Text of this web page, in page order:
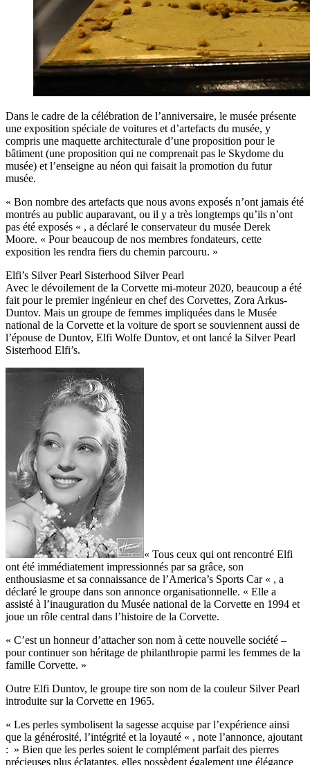
Dans le cadre de la célébration de l’anniversaire, le musée présente
une exposition spéciale de voitures et d’artefacts du musée, y
compris une maquette architecturale d’une proposition pour le
bâtiment (une proposition qui ne comprenait pas le Skydome du
musée) et l’enseigne au néon qui faisait la promotion du futur
musée.
« Bon nombre des artefacts que nous avons exposés n’ont jamais été
montrés au public auparavant, ou il y a très longtemps qu’ils n’ont
pas été exposés « , a déclaré le conservateur du musée Derek
Moore. « Pour beaucoup de nos membres fondateurs, cette
exposition les rendra fiers du chemin parcouru. »
Elfi’s Silver Pearl Sisterhood Silver Pearl
Avec le dévoilement de la Corvette mi-moteur 2020, beaucoup a été
fait pour le premier ingénieur en chef des Corvettes, Zora Arkus-
Duntov. Mais un groupe de femmes impliquées dans le Musée
national de la Corvette et la voiture de sport se souviennent aussi de
l’épouse de Duntov, Elfi Wolfe Duntov, et ont lancé la Silver Pearl
Sisterhood Elfi’s.
« Tous ceux qui ont rencontré Elfi
ont été immédiatement impressionnés par sa grâce, son
enthousiasme et sa connaissance de l’America’s Sports Car « , a
déclaré le groupe dans son annonce organisationnelle. « Elle a
assisté à l’inauguration du Musée national de la Corvette en 1994 et
joue un rôle central dans l’histoire de la Corvette.
« C’est un honneur d’attacher son nom à cette nouvelle société –
pour continuer son héritage de philanthropie parmi les femmes de la
famille Corvette. »
Outre Elfi Duntov, le groupe tire son nom de la couleur Silver Pearl
introduite sur la Corvette en 1965.
« Les perles symbolisent la sagesse acquise par l’expérience ainsi
que la générosité, l’intégrité et la loyauté « , note l’annonce, ajoutant
: » Bien que les perles soient le complément parfait des pierres
précieuses plus éclatantes, elles possèdent également une élégance